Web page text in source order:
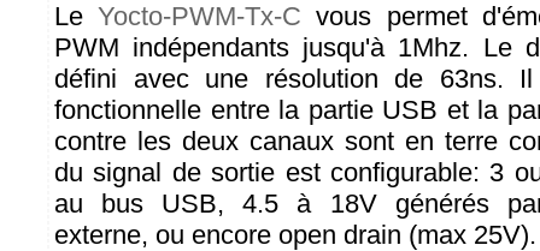
LeYocto-PWM-Tx-C vous permet
PWM indépendants jusqu'à 1Mhz. Le
défini avec une résolution de 63ns.
fonctionnelle entre la partie USB et la
contre les deux canaux sont en terre
du signal de sortie est configurable: 3
au bus USB, 4.5 à 18V générés
externe, ou encore open drain (max 25V).